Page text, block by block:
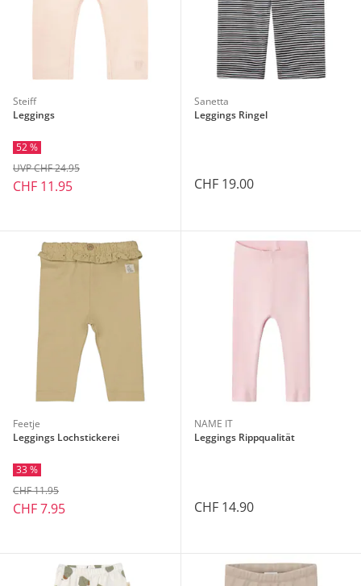
Steiff
Leggings
52 %
CHF 11.95
UVP CHF 24.95
Sanetta
Leggings Ringel
CHF 19.00
Feetje
Leggings Lochstickerei
33 %
CHF 11.95
CHF 7.95
NAME IT
Leggings Rippqualität
CHF 14.90